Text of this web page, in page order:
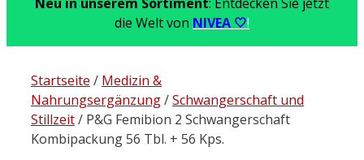
die Welt von NIVEA 🤍!
Startseite / Medizin &
Nahrungsergänzung/Schwangerschaft und
Stillzeit/ P&G Femibion 2 Schwangerschaft
Kombipackung 56 Tbl. + 56 Kps.